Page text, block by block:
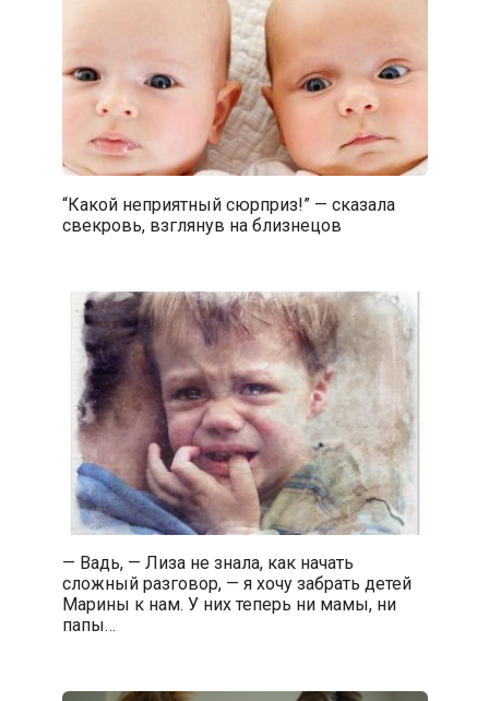
“Какой неприятный сюрприз!” — сказала
свекровь, взглянув на близнецов
— Вадь, — Лиза не знала, как начать
сложный разговор, — я хочу забрать детей
Марины к нам. У них теперь ни мамы, ни
папы…